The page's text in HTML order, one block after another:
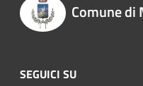
Comune di
SEGUICI SU